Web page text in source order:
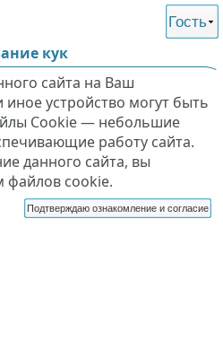
Гость
кук
сайта на Ваш
устройство могут быть
Cookie — небольшие
работу сайта.
данного сайта, вы
файлов cookie.
Подтверждаю ознакомление и согласие